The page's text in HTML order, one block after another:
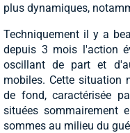
plus dynamiques,
Techniquement il y a
depuis 3 mois l'action
oscillant de part et
mobiles. Cette situation
de fond, caractérisée
situées sommairement
sommes au milieu du